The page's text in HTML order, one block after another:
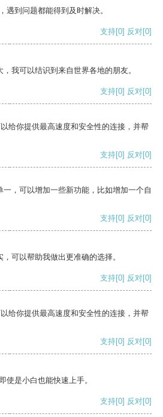
遇到问题都能得到及时解决。
支持[0] 反对[0]
我可以结识到来自世界各地的朋友。
支持[0] 反对[0]
给你提供最高速度和安全性的连接，并帮
支持[0] 反对[0]
，可以增加一些新功能，比如增加一个自
支持[0] 反对[0]
可以帮助我做出更准确的选择。
支持[0] 反对[0]
给你提供最高速度和安全性的连接，并帮
支持[0] 反对[0]
使是小白也能快速上手。
支持[0] 反对[0]